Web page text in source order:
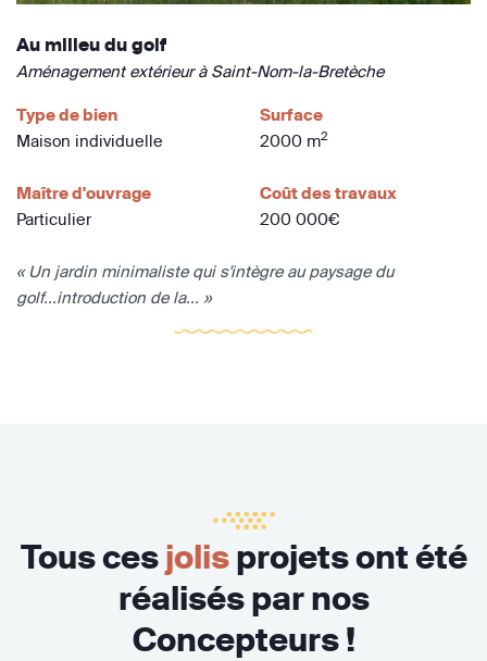
Au milieu du golf
Aménagement extérieur à Saint-Nom-la-Bretèche
Type de bien
Maison individuelle
Surface
2000 m2
Maître d'ouvrage
Particulier
Coût des travaux
200 000€
« Un jardin minimaliste qui s'intègre au paysage du
golf...introduction de la... »
Tous cesjolisprojets ont été
réalisés par nos
Concepteurs !